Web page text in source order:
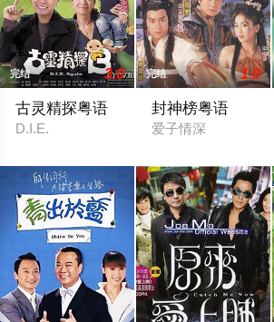
完结 3.0
古灵精探粤语
D.I.E.
完结 1.0
封神榜粤语
爱子情深